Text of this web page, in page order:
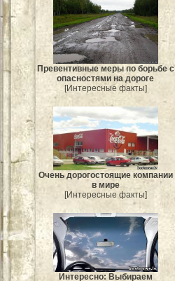
Превентивные меры по борьбе с
опасностями на дороге
[Интересные факты]
Очень дорогостоящие компании
в мире
[Интересные факты]
Интересно: Выбираем